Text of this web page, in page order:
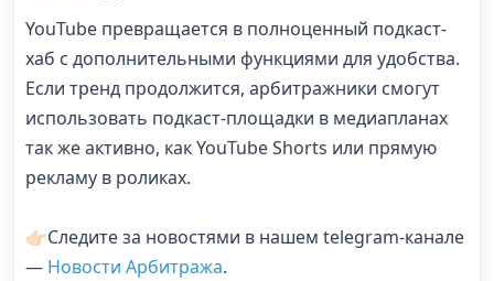
YouTube превращается в полноценный подкаст-
хаб с дополнительными функциями для удобства.
Если тренд продолжится, арбитражники смогут
использовать подкаст-площадки в медиапланах
так же активно, как YouTube Shorts или прямую
рекламу в роликах.
👉🏻Следите за новостями в нашем telegram-канале
— Новости Арбитража.